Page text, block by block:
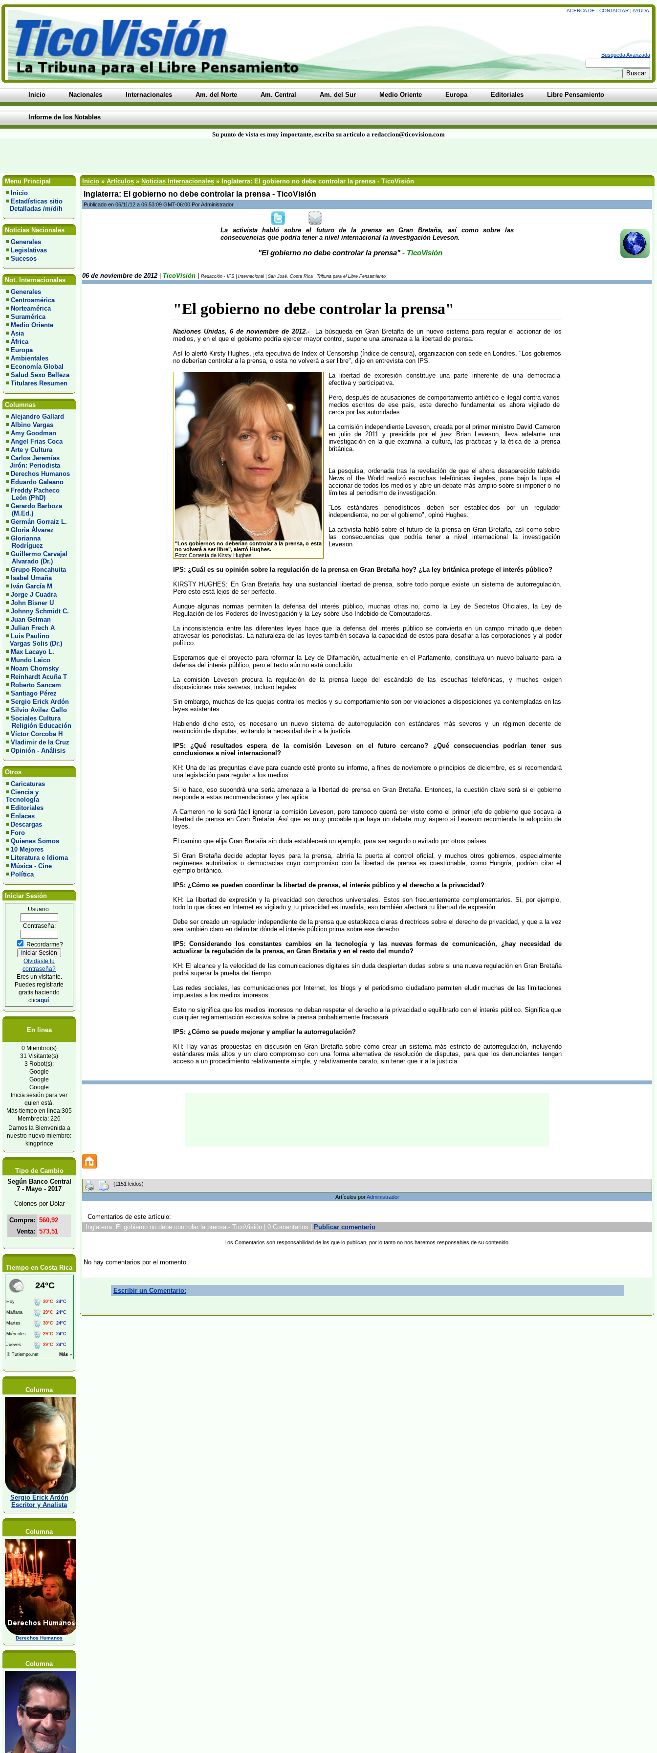
ACERCA DE | CONTACTAR | AYUDA
Busqueda Avanzada
Inicio Nacionales Internacionales Am. del Norte Am. Central Am. del Sur Medio Oriente Europa Editoriales Libre Pensamiento
Informe de los Notables
Su punto de vista es muy importante, escriba su artículo a redaccion@ticovision.com
Menu Principal
Inicio
Estadísticas sitio
Detalladas /m/d/h
Noticias Nacionales
Generales
Legislativas
Sucesos
Not. Internacionales
Generales
Centroamérica
Norteamérica
Suramérica
Medio Oriente
Asia
África
Europa
Ambientales
Economía Global
Salud Sexo Belleza
Titulares Resumen
Columnas
Alejandro Gallard
Albino Vargas
Amy Goodman
Angel Frias Coca
Arte y Cultura
Carlos Jeremías
Jirón: Periodista
Derechos Humanos
Eduardo Galeano
Freddy Pacheco
León (PhD)
Gerardo Barboza
(M.Ed.)
Germán Gorraiz L.
Gloria Álvarez
Glorianna
Rodríguez
Guillermo Carvajal
Alvarado (Dr.)
Grupo Roncahuita
Isabel Umaña
Iván García M
Jorge J Cuadra
John Bisner U
Johnny Schmidt C.
Juan Gelman
Julian Frech A
Luis Paulino
Vargas Solis (Dr.)
Max Lacayo L.
Mundo Laico
Noam Chomsky
Reinhardt Acuña T
Roberto Sancam
Santiago Pérez
Sergio Erick Ardón
Silvio Avilez Gallo
Sociales Cultura
Religión Educación
Víctor Corcoba H
Vladimir de la Cruz
Opinión - Análisis
Otros
Caricaturas
Ciencia y
Tecnología
Editoriales
Enlaces
Descargas
Foro
Quienes Somos
10 Mejores
Literatura e Idioma
Música - Cine
Política
Iniciar Sesión
Usuario:
Contraseña:
Recordarme?
Olvidaste tu
contraseña?
Eres un visitante.
Puedes registrarte
gratis haciendo
clicaquí.
En linea
0 Miembro(s)
31 Visitante(s)
3 Robot(s):
Google
Google
Google
Inicia sesión para ver
quien está.
Más tiempo en linea:305
Membrecía: 226
Damos la Bienvenida a
nuestro nuevo miembro:
kingprince
Tipo de Cambio
Según Banco Central
7 - Mayo - 2017
Colones por Dólar
Compra: 560,92
Venta: 573,51
Tiempo en Costa Rica
Columna
Sergio Erick Ardón
Escritor y Analista
Columna
Derechos Humanos
Columna
Inicio » Artículos » Noticias Internacionales » Inglaterra: El gobierno no debe controlar la prensa - TicoVisión
Inglaterra: El gobierno no debe controlar la prensa - TicoVisión
Publicado en 06/11/12 a 06:53:09 GMT-06:00 Por Administrador
La activista habló sobre el futuro de la prensa en Gran Bretaña, así como sobre las
consecuencias que podría tener a nivel internacional la investigación Leveson.
"El gobierno no debe controlar la prensa"- TicoVisión
06 de noviembre de 2012 TicoVisión Redacción - IPS | Internacional | San José, Costa Rica | Tribuna para el Libre Pensamiento
"El gobierno no debe controlar la prensa"
Naciones Unidas, 6 de noviembre de 2012.-
La búsqueda en Gran Bretaña de un nuevo sistema para regular el accionar de los
medios, y en el que el gobierno podría ejercer mayor control, supone una amenaza a la libertad de prensa.
Así lo alertó Kirsty Hughes, jefa ejecutiva de Index of Censorship (Índice de censura), organización con sede en Londres. "Los gobiernos
no deberían controlar a la prensa, o esta no volverá a ser libre", dijo en entrevista con IPS.
"Los gobiernos no deberían controlar a la prensa, o esta
no volverá a ser libre", alertó Hughes.
Foto: Cortesía de Kirsty Hughes
La libertad de expresión constituye una parte inherente de una democracia
efectiva y participativa.
Pero, después de acusaciones de comportamiento antiético e ilegal contra varios
medios escritos de ese país, este derecho fundamental es ahora vigilado de
cerca por las autoridades.
La comisión independiente Leveson, creada por el primer ministro David Cameron
en julio de 2011 y presidida por el juez Brian Leveson, lleva adelante una
investigación en la que examina la cultura, las prácticas y la ética de la prensa
británica.
La pesquisa, ordenada tras la revelación de que el ahora desaparecido tabloide
News of the World realizó escuchas telefónicas ilegales, pone bajo la lupa el
accionar de todos los medios y abre un debate más amplio sobre si imponer o no
límites al periodismo de investigación.
"Los estándares periodísticos deben ser establecidos por un regulador
independiente, no por el gobierno", opinó Hughes.
La activista habló sobre el futuro de la prensa en Gran Bretaña, así como sobre
las consecuencias que podría tener a nivel internacional la investigación
Leveson.
IPS: ¿Cuál es su opinión sobre la regulación de la prensa en Gran Bretaña hoy? ¿La ley británica protege el interés público?
KIRSTY HUGHES: En Gran Bretaña hay una sustancial libertad de prensa, sobre todo porque existe un sistema de autorregulación.
Pero esto está lejos de ser perfecto.
Aunque algunas normas permiten la defensa del interés público, muchas otras no, como la Ley de Secretos Oficiales, la Ley de
Regulación de los Poderes de Investigación y la Ley sobre Uso Indebido de Computadoras.
La inconsistencia entre las diferentes leyes hace que la defensa del interés público se convierta en un campo minado que deben
atravesar los periodistas. La naturaleza de las leyes también socava la capacidad de estos para desafiar a las corporaciones y al poder
político.
Esperamos que el proyecto para reformar la Ley de Difamación, actualmente en el Parlamento, constituya un nuevo baluarte para la
defensa del interés público, pero el texto aún no está concluido.
La comisión Leveson procura la regulación de la prensa luego del escándalo de las escuchas telefónicas, y muchos exigen
disposiciones más severas, incluso legales.
Sin embargo, muchas de las quejas contra los medios y su comportamiento son por violaciones a disposiciones ya contempladas en las
leyes existentes.
Habiendo dicho esto, es necesario un nuevo sistema de autorregulación con estándares más severos y un régimen decente de
resolución de disputas, evitando la necesidad de ir a la justicia.
IPS: ¿Qué resultados espera de la comisión Leveson en el futuro cercano? ¿Qué consecuencias podrían tener sus
conclusiones a nivel internacional?
KH: Una de las preguntas clave para cuando esté pronto su informe, a fines de noviembre o principios de diciembre, es si recomendará
una legislación para regular a los medios.
Si lo hace, eso supondrá una seria amenaza a la libertad de prensa en Gran Bretaña. Entonces, la cuestión clave será si el gobierno
responde a estas recomendaciones y las aplica.
A Cameron no le será fácil ignorar la comisión Leveson, pero tampoco querrá ser visto como el primer jefe de gobierno que socava la
libertad de prensa en Gran Bretaña. Así que es muy probable que haya un debate muy áspero si Leveson recomienda la adopción de
leyes.
El camino que elija Gran Bretaña sin duda establecerá un ejemplo, para ser seguido o evitado por otros países.
Si Gran Bretaña decide adoptar leyes para la prensa, abriría la puerta al control oficial, y muchos otros gobiernos, especialmente
regímenes autoritarios o democracias cuyo compromiso con la libertad de prensa es cuestionable, como Hungría, podrían citar el
ejemplo británico.
IPS: ¿Cómo se pueden coordinar la libertad de prensa, el interés público y el derecho a la privacidad?
KH: La libertad de expresión y la privacidad son derechos universales. Estos son frecuentemente complementarios. Si, por ejemplo,
todo lo que dices en Internet es vigilado y tu privacidad es invadida, eso también afectará tu libertad de expresión.
Debe ser creado un regulador independiente de la prensa que establezca claras directrices sobre el derecho de privacidad, y que a la vez
sea también claro en delimitar dónde el interés público prima sobre ese derecho.
IPS: Considerando los constantes cambios en la tecnología y las nuevas formas de comunicación, ¿hay necesidad de
actualizar la regulación de la prensa, en Gran Bretaña y en el resto del mundo?
KH: El alcance y la velocidad de las comunicaciones digitales sin duda despiertan dudas sobre si una nueva regulación en Gran Bretaña
podrá superar la prueba del tiempo.
Las redes sociales, las comunicaciones por Internet, los blogs y el periodismo ciudadano permiten eludir muchas de las limitaciones
impuestas a los medios impresos.
Esto no significa que los medios impresos no deban respetar el derecho a la privacidad o equilibrarlo con el interés público. Significa que
cualquier reglamentación excesiva sobre la prensa probablemente fracasará.
IPS: ¿Cómo se puede mejorar y ampliar la autorregulación?
KH: Hay varias propuestas en discusión en Gran Bretaña sobre cómo crear un sistema más estricto de autorregulación, incluyendo
estándares más altos y un claro compromiso con una forma alternativa de resolución de disputas, para que los denunciantes tengan
acceso a un procedimiento relativamente simple, y relativamente barato, sin tener que ir a la justicia.
(1151 leidos)
Artículos porAdministrador
Comentarios de este artículo:
Inglaterra: El gobierno no debe controlar la prensa - TicoVisión | 0 Comentarios |
Publicar comentario
Los Comentarios son responsabilidad de los que lo publican, por lo tanto no nos haremos responsables de su contenido.
No hay comentarios por el momento.
Escribir un Comentario: